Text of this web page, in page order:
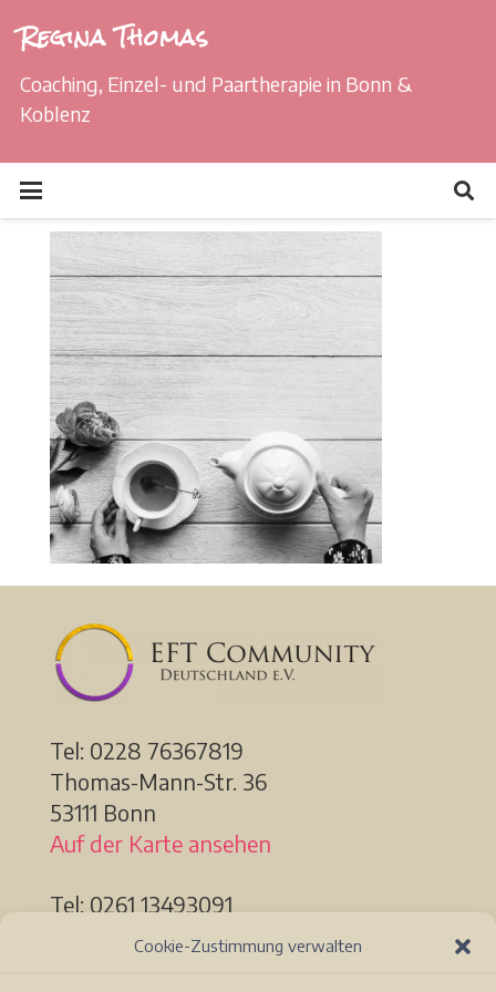
Cookie-Zustimmung verwalten
Regina Thomas
Coaching, Einzel- und Paartherapie in Bonn &
Koblenz
Tel: 0228 76367819
Thomas-Mann-Str. 36
53111 Bonn
Auf der Karte ansehen
Tel: 0261 13493091
Löhrstr. 91a